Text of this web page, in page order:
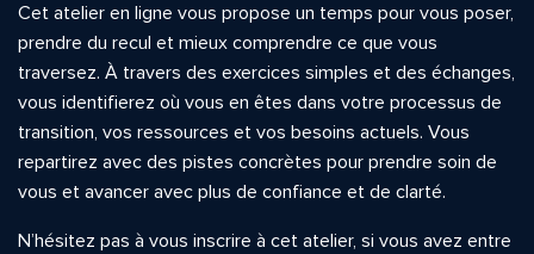
Cet atelier en ligne vous propose un temps pour vous poser,
prendre du recul et mieux comprendre ce que vous
traversez. À travers des exercices simples et des échanges,
vous identifierez où vous en êtes dans votre processus de
transition, vos ressources et vos besoins actuels. Vous
repartirez avec des pistes concrètes pour prendre soin de
vous et avancer avec plus de confiance et de clarté.
N’hésitez pas à vous inscrire à cet atelier, si vous avez entre